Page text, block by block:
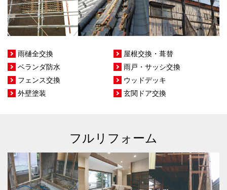
雨樋全交換
屋根交換・葺替
ベランダ防水
雨戸・サッシ交換
フェンス交換
ウッドデッキ
外壁塗装
玄関ドア交換
フルリフォーム